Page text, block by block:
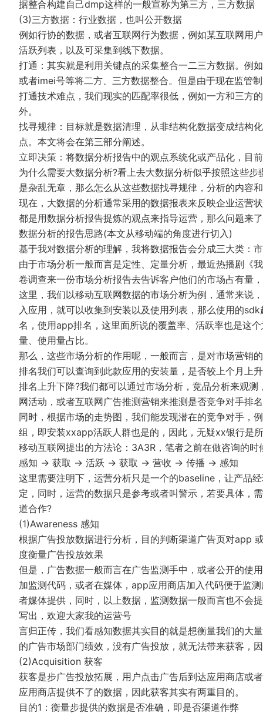
据整合构建自己dmp这样的一般宣称为第三方，三方数据
(3)三方数据：行业数据，也叫公开数据
例如行协的数据，或者互联网行为数据，例如某互联网用
活跃列表，以及可采集到线下数据。
打通：其实就是利用关键点的采集整合一二三方数据。例
或者imei号等将二方、三方数据整合。但是由于现在监管
打通技术难点，我们现实的匹配率很低，例如一方和三方
外。
找寻规律：目标就是数据清理，从非结构化数据变成结构
点。本文将会在第三部分阐述。
立即决策：将数据分析报告中的观点系统化或产品化，目
为什么需要大数据分析?看上去大数据分析似乎按照这些
是杂乱无章，那么怎么从这些数据找寻规律，分析的内容
现在，大数据的分析通常采用的数据报表来反映企业运营
都是用数据分析报告提炼的观点来指导运营，那么问题来
数据分析的报告思路(本文从移动端的角度进行切入)
基于我对数据分析的理解，我将数据报告会分成三大类：
由于市场分析一般而言是定性、定量分析，最近热播剧《
卷调查来一份市场分析报告去告诉客户他们的市场占有量
这里，我们以移动互联网数据的市场分析为例，通常来说
入应用，就可以收集到安装以及使用列表，那么使用的
名，使用app排名，这里面所说的覆盖率、活跃率也是这
量、使用量占比。
那么，这些市场分析的作用呢，一般而言，是对市场营销
排名我们可以查询到此款应用的安装量，是否较上个月上
排名上升下降?我们都可以通过市场分析，竞品分析来观
网活动，或者互联网广告推测营销来推测是否竞争对手排
同时，根据市场的走势图，我们能发现潜在的竞争对手，
组，即安装xxapp活跃人群也是的，因此，无疑xx银行是
移动互联网提出的方法论：3A3R，笔者之前在做咨询的
感知 → 获取 → 活跃 → 获取 → 营收 → 传播 → 感知
这里需要注明下，运营分析只是一个的baseline，让产品
定，同时，运营的数据只是参考或者叫警示，若要具体，
道合作?
(1)Awareness 感知
根据广告投放数据进行分析，目的判断渠道广告页对app
度衡量广告投放效果
但是，广告数据一般而言在广告监测手中，或者公开的使
加监测代码，或者在媒体，app应用商店加入代码便于监
者媒体提供，同时，以上数据，监测数据一般而言也不会
写出，欢迎大家我的运营号
言归正传，我们看感知数据其实目的就是想衡量我们的大
的广告市场部门绩效，没有广告投放，就无法带来获客
(2)Acquisition 获客
获客是步广告投放拓展，用户点击广告后到达应用商店或
应用商店提供不了的数据，因此获客其实有两重目的。
目的1：衡量步提供的数据是否准确，即是否渠道作弊